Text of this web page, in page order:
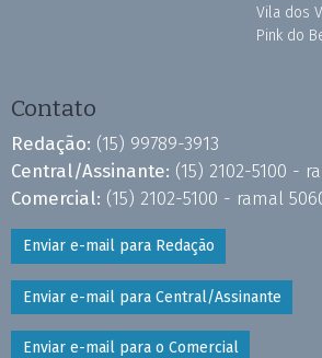
Vila dos
Pink do
Contato
Redação: (15) 99789-3913
Central/Assinante: (15) 2102-5100 -
Comercial: (15) 2102-5100 - ramal
Enviar e-mail para Redação
Enviar e-mail para Central/Assinante
Enviar e-mail para o Comercial